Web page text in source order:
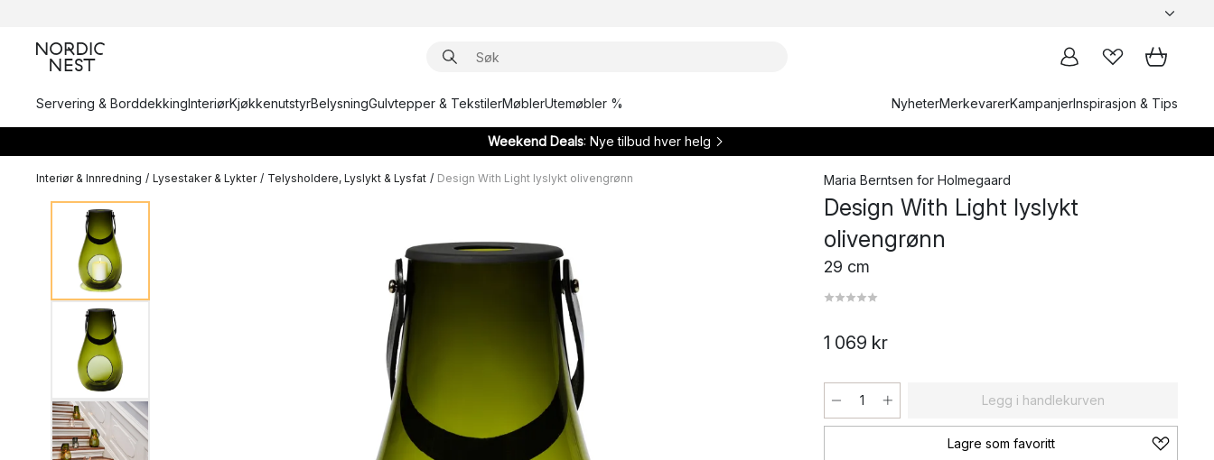
Servering & BorddekkingInteriørKjøkkenutstyrBelysningGulvtepper & TekstilerMøblerUtemøbler % NyheterMerkevarerKampanjerInspirasjon & Tips
Weekend Deals: Nye tilbud hver helg
Interiør & Innredning / Lysestaker & Lykter / Telysholdere, Lyslykt & Lysfat / Design With Light lyslykt olivengrønn Maria Berntsen for Holmegaard
Design With Light lyslykt
olivengrønn
29 cm
1 069 kr
Legg i handlekurven
Lagre som favoritt